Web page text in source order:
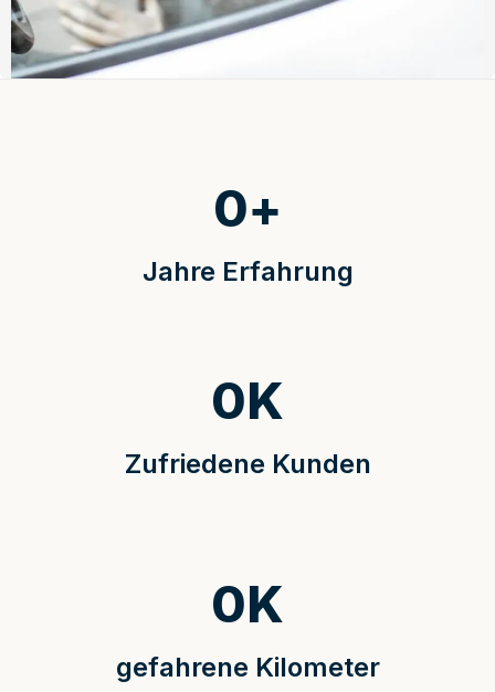
Jahre Erfahrung
0+
Zufriedene Kunden
0K
gefahrene Kilometer
0K